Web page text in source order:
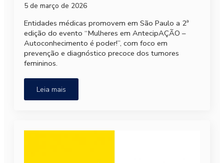
5 de março de 2026
Entidades médicas promovem em São Paulo a 2ª
edição do evento “Mulheres em AntecipAÇÃO –
Autoconhecimento é poder!”, com foco em
prevenção e diagnóstico precoce dos tumores
femininos.
Leia mais